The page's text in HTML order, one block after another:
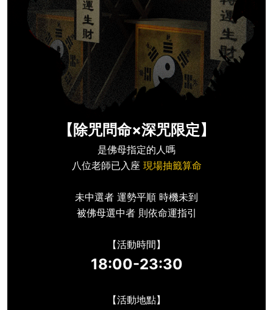
【除咒問命×深咒限定】
是佛母指定的人嗎
八位老師已入座 現場抽籤算命
未中選者 運勢平順 時機未到
被佛母選中者 則依命運指引
【活動時間】
18:00-23:30
【活動地點】